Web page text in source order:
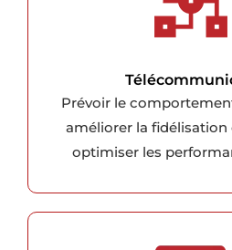
Prévoir le
améliorer la fidélisation
optimiser les